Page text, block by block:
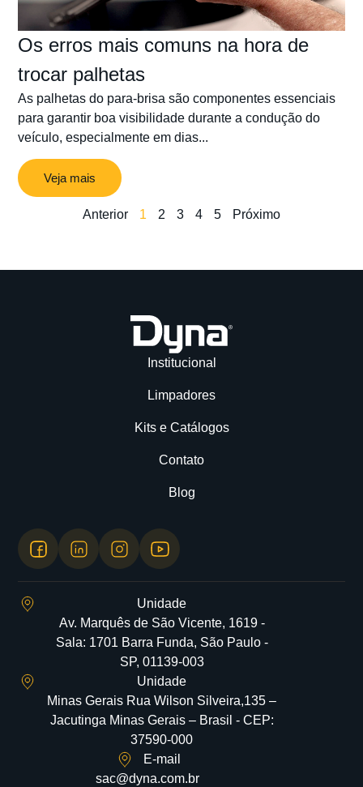
Os erros mais comuns na hora de
trocar palhetas
As palhetas do para-brisa são componentes essenciais
para garantir boa visibilidade durante a condução do
veículo, especialmente em dias...
Veja mais
Anterior 1 2 3 4 5 Próximo
Institucional
Limpadores
Kits e Catálogos
Contato
Blog
Unidade
Av. Marquês de São Vicente, 1619 -
Sala: 1701 Barra Funda, São Paulo -
SP, 01139-003
Unidade
Minas Gerais Rua Wilson Silveira,135 –
Jacutinga Minas Gerais – Brasil - CEP:
37590-000
E-mail
sac@dyna.com.br